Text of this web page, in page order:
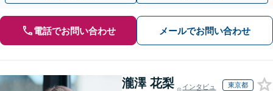
電話でお問い合わせ メールでお問い合わせ
瀧澤 花梨
インタビュ
東京都